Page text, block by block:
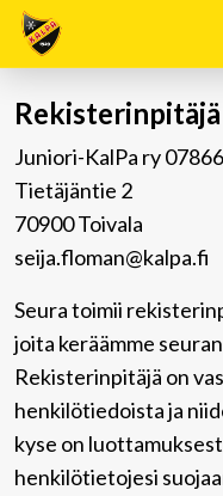
Rekisterinpitäjä
Juniori-KalPa ry
Tietäjäntie 2
70900 Toivala
seija.floman@kalpa.fi
Seura toimii
joita keräämme
Rekisterinpitäjä on
henkilötiedoista ja
kyse on
henkilötietojesi